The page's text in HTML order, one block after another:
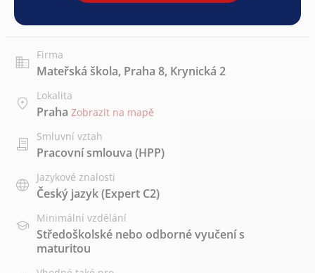
Firma
Mateřská škola, Praha 8, Krynická 2
Lokalita
Praha Zobrazit na mapě
Smluvní vztah
Pracovní smlouva (HPP)
Jazykové znalosti
Český jazyk(Expert C2)
Minimální vzdělání
Středoškolské nebo odborné vyučení s
maturitou